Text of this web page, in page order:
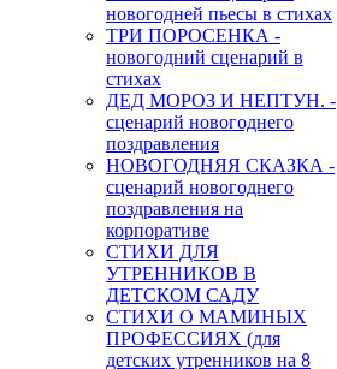
новогодней пьесы в стихах
ТРИ ПОРОСЕНКА -
новогодний сценарий в
стихах
ДЕД МОРОЗ И НЕПТУН. -
сценарий новогоднего
поздравления
НОВОГОДНЯЯ СКАЗКА -
сценарий новогоднего
поздравления на
корпоративе
СТИХИ ДЛЯ
УТРЕННИКОВ В
ДЕТСКОМ САДУ
СТИХИ О МАМИНЫХ
ПРОФЕССИЯХ (для
детских утренников на 8